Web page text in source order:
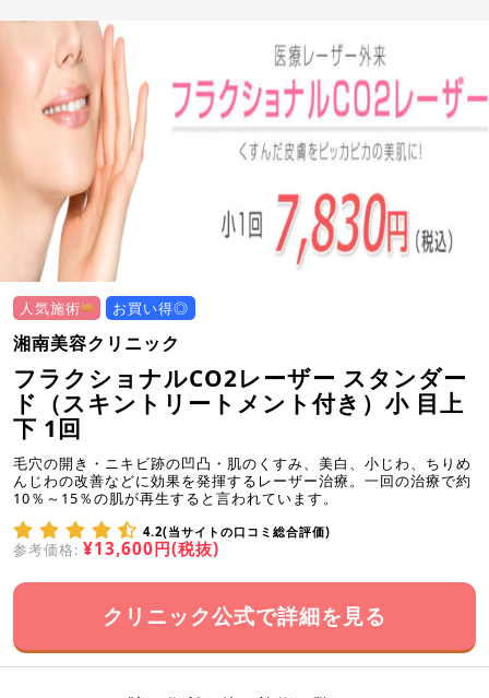
人気施術 お買い得◎
湘南美容クリニック
フラクショナルCO2レーザー スタンダー
ド（スキントリートメント付き）小 目上
下 1回
毛穴の開き・ニキビ跡の凹凸・肌のくすみ、美白、小じわ、ちりめ
んじわの改善などに効果を発揮するレーザー治療。一回の治療で約
10％～15％の肌が再生すると言われています。
4.2(当サイトの口コミ総合評価)
参考価格: ¥13,600円(税抜)
クリニック公式で詳細を見る